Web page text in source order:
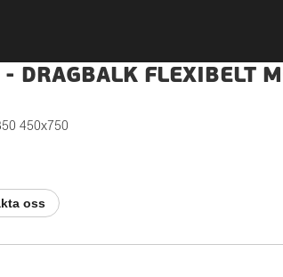
- DRAGBALK FLEXIBELT
450x750
oss